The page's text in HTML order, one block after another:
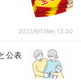
2022/6/1(We) 13:30
公表